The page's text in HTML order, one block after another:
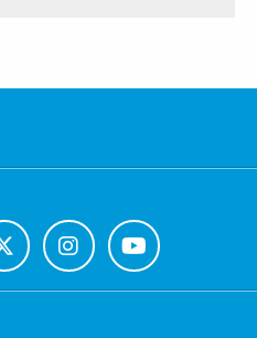
Ga
naar
Instagram
Ga
naar
Youtube